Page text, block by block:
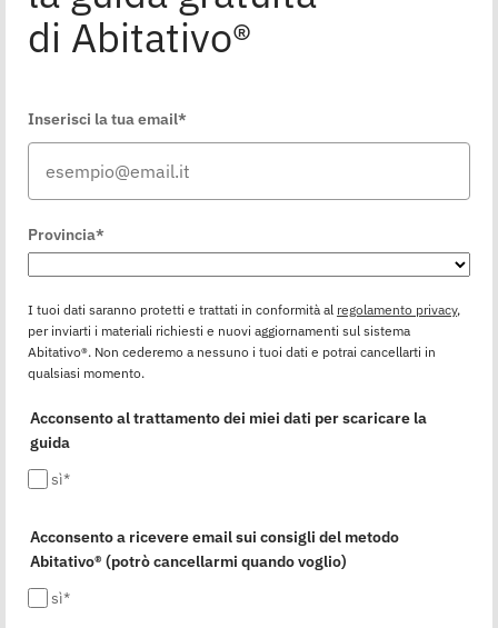
di Abitativo®
Inserisci la tua email*
Provincia*
I tuoi dati saranno protetti e trattati in conformità al regolamento privacy,
per inviarti i materiali richiesti e nuovi aggiornamenti sul sistema
Abitativo®. Non cederemo a nessuno i tuoi dati e potrai cancellarti in
qualsiasi momento.
Acconsento al trattamento dei miei dati per scaricare la
guida
sì*
Acconsento a ricevere email sui consigli del metodo
Abitativo® (potrò cancellarmi quando voglio)
sì*